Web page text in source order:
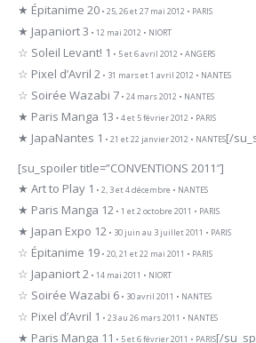
★ Épitanime 20 • 25, 26 et 27 mai 2012 • PARIS
★ Japaniort 3 • 12 mai 2012 • NIORT
☆ Soleil Levant! 1 • 5 et 6 avril 2012 • ANGERS
☆ Pixel d’Avril 2 • 31 mars et 1 avril 2012 • NANTES
☆ Soirée Wazabi 7 • 24 mars 2012 • NANTES
★ Paris Manga 13 • 4 et 5 février 2012 • PARIS
★ JapaNantes 1 • 21 et 22 janvier 2012 • NANTES[/
[su_spoiler title=”CONVENTIONS 2011″]
★ Art to Play 1 • 2, 3 et 4 décembre • NANTES
★ Paris Manga 12 • 1 et 2 octobre 2011 • PARIS
★ Japan Expo 12 • 30 juin au 3 juillet 2011 • PARIS
☆ Épitanime 19 • 20, 21 et 22 mai 2011 • PARIS
☆ Japaniort 2 • 14 mai 2011 • NIORT
☆ Soirée Wazabi 6 • 30 avril 2011 • NANTES
☆ Pixel d’Avril 1 • 23 au 26 mars 2011 • NANTES
★ Paris Manga 11 • 5 et 6 février 2011 • PARIS[/